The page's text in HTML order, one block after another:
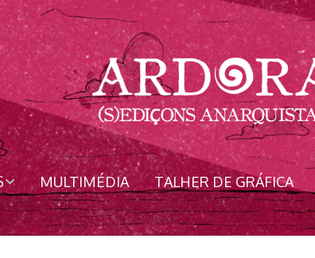
MULTIMÉDIA TALHER DE GRÁFICA